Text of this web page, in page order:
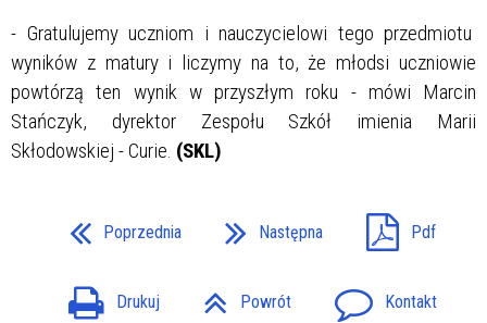
- Gratulujemy uczniom i nauczycielowi tego przedmiotu
wyników z matury i liczymy na to, że młodsi uczniowie
powtórzą ten wynik w przyszłym roku - mówi Marcin
Stańczyk, dyrektor Zespołu Szkół imienia Marii
Skłodowskiej - Curie. (SKL)
Poprzednia Następna Pdf
Drukuj Powrót Kontakt